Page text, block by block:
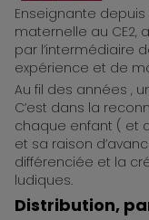
ReCreatisse
Enseignante
maternelle au CE2,
par l’intermédiaire
expérience et de
Au fil des années ,
C’est dans la
chaque enfant ( et
et sa raison
différenciée et la
ludiques.
Distribution,